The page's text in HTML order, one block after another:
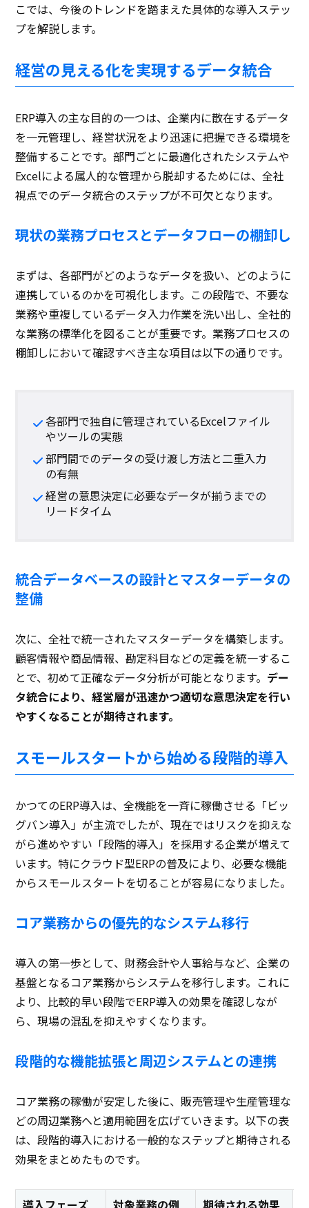
こでは、今後のトレンドを踏まえた具体的な導入ステッ
プを解説します。
経営の見える化を実現するデータ統合
ERP導入の主な目的の一つは、企業内に散在するデータ
を一元管理し、経営状況をより迅速に把握できる環境を
整備することです。部門ごとに最適化されたシステムや
Excelによる属人的な管理から脱却するためには、全社
視点でのデータ統合のステップが不可欠となります。
現状の業務プロセスとデータフローの棚卸し
まずは、各部門がどのようなデータを扱い、どのように
連携しているのかを可視化します。この段階で、不要な
業務や重複しているデータ入力作業を洗い出し、全社的
な業務の標準化を図ることが重要です。業務プロセスの
棚卸しにおいて確認すべき主な項目は以下の通りです。
各部門で独自に管理されているExcelファイル
やツールの実態
部門間でのデータの受け渡し方法と二重入力
の有無
経営の意思決定に必要なデータが揃うまでの
リードタイム
統合データベースの設計とマスターデータの
整備
次に、全社で統一されたマスターデータを構築します。
顧客情報や商品情報、勘定科目などの定義を統一するこ
とで、初めて正確なデータ分析が可能となります。 デー
タ統合により、経営層が迅速かつ適切な意思決定を行い
やすくなることが期待されます。
スモールスタートから始める段階的導入
かつてのERP導入は、全機能を一斉に稼働させる「ビッ
グバン導入」が主流でしたが、現在ではリスクを抑えな
がら進めやすい「段階的導入」を採用する企業が増えて
います。特にクラウド型ERPの普及により、必要な機能
からスモールスタートを切ることが容易になりました。
コア業務からの優先的なシステム移行
導入の第一歩として、財務会計や人事給与など、企業の
基盤となるコア業務からシステムを移行します。これに
より、比較的早い段階でERP導入の効果を確認しなが
ら、現場の混乱を抑えやすくなります。
段階的な機能拡張と周辺システムとの連携
コア業務の稼働が安定した後に、販売管理や生産管理な
どの周辺業務へと適用範囲を広げていきます。以下の表
は、段階的導入における一般的なステップと期待される
効果をまとめたものです。